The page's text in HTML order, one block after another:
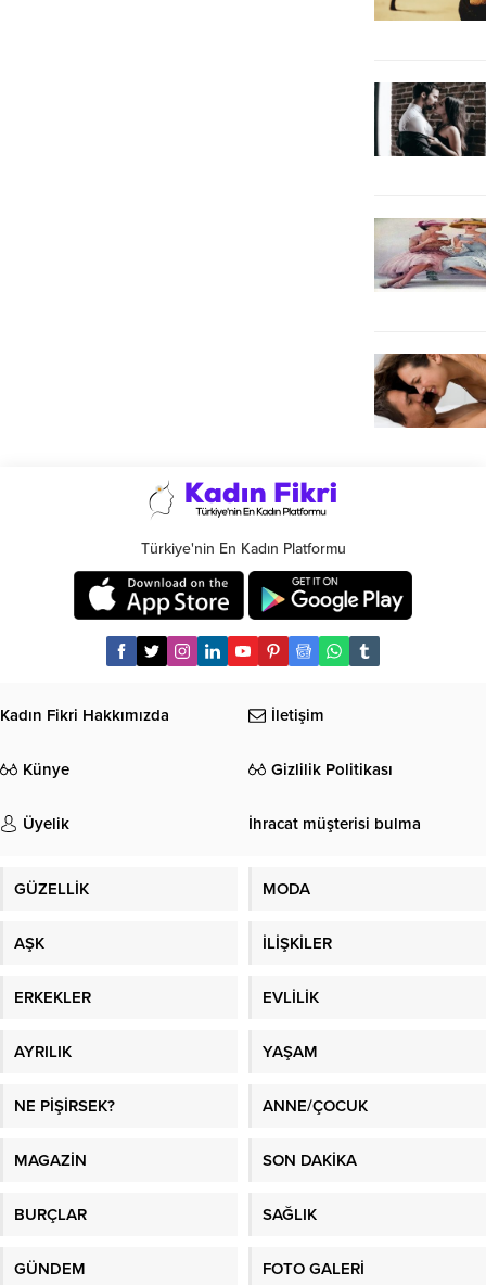
Türkiye'nin En Kadın Platformu
Kadın Fikri Hakkımızda İletişim
Künye Gizlilik Politikası
Üyelik İhracat müşterisi bulma
GÜZELLİK MODA
AŞK İLİŞKİLER
ERKEKLER EVLİLİK
AYRILIK YAŞAM
NE PİŞİRSEK? ANNE/ÇOCUK
MAGAZİN SON DAKİKA
BURÇLAR SAĞLIK
GÜNDEM FOTO GALERİ